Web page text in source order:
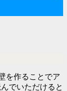
を作ることでア
でいただけると